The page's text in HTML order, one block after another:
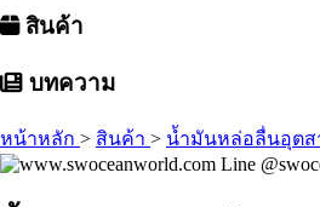
สินค้า
บทความ
หน้าหลัก > สินค้า > น้ำมันหล่อลื่นอุตสา